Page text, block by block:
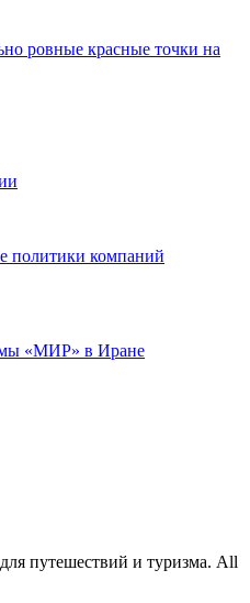
ровные красные точки на
политики компаний
«МИР» в Иране
путешествий и туризма. All